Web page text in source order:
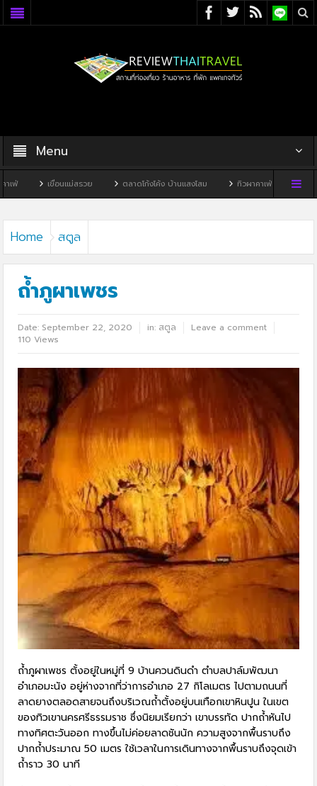
Menu
แม่สรวย ตลาดโก้งโค้ง บ้านแสงโสม ทิวผาคาเฟ่ บ้านพิพิธภัณฑ์ไทดำ
Home สตูล
ถ้ำภูผาเพชร
Date: September 22, 2020 in: สตูล
Leave a comment
110 Views
ถ้ำภูผาเพชร ตั้งอยู่ในหมู่ที่ 9 บ้านควนดินดำ ตำบลปาล์มพัฒนา
อำเภอมะนัง อยู่ห่างจากที่ว่าการอำเภอ 27 กิโลเมตร ไปตามถนนที่
ลาดยางตลอดสายจนถึงบริเวณถ้ำตั้งอยู่บนเทือกเขาหินปูน ในเขต
ของทิวเขานครศรีธรรมราช ซึ่งนิยมเรียกว่า เขาบรรทัด ปากถ้ำหันไป
ทางทิศตะวันออก ทางขึ้นไม่ค่อยลาดชันนัก ความสูงจากพื้นราบถึง
ปากถ้ำประมาณ 50 เมตร ใช้เวลาในการเดินทางจากพื้นราบถึงจุดเข้า
ถ้ำราว 30 นาที